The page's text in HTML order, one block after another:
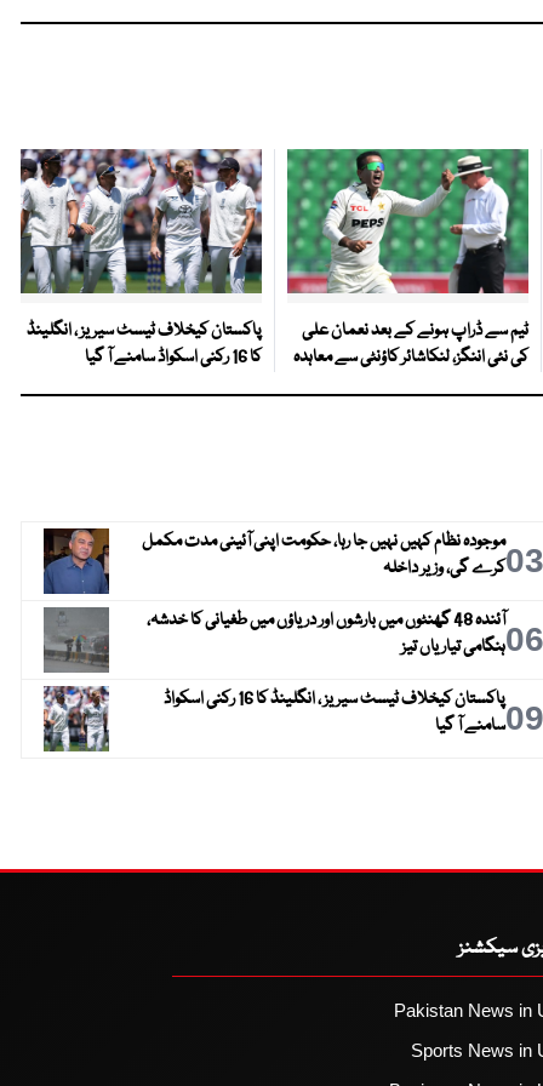
ٹیم سے ڈراپ ہونے کے بعد نعمان علی
کی نئی اننگز، لنکاشائر کاؤنٹی سے معاہدہ
پاکستان کیخلاف ٹیسٹ سیریز ، انگلینڈ
کا 16 رکنی اسکواڈ سامنے آ گیا
03موجودہ نظام کہیں نہیں جا رہا، حکومت اپنی آئینی مدت مکمل
کرے گی، وزیر داخلہ
06
آئندہ 48 گھنٹوں میں بارشوں اور دریاؤں میں طغیانی کا خدشہ،
ہنگامی تیاریاں تیز
09
پاکستان کیخلاف ٹیسٹ سیریز ، انگلینڈ کا 16 رکنی اسکواڈ
سامنے آ گیا
سیکشنز
Pakistan News in
Sports News in